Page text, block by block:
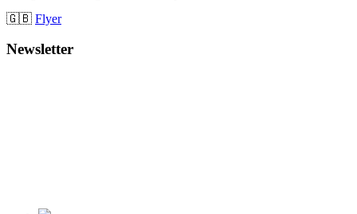
🇬🇧 Flyer
Newsletter